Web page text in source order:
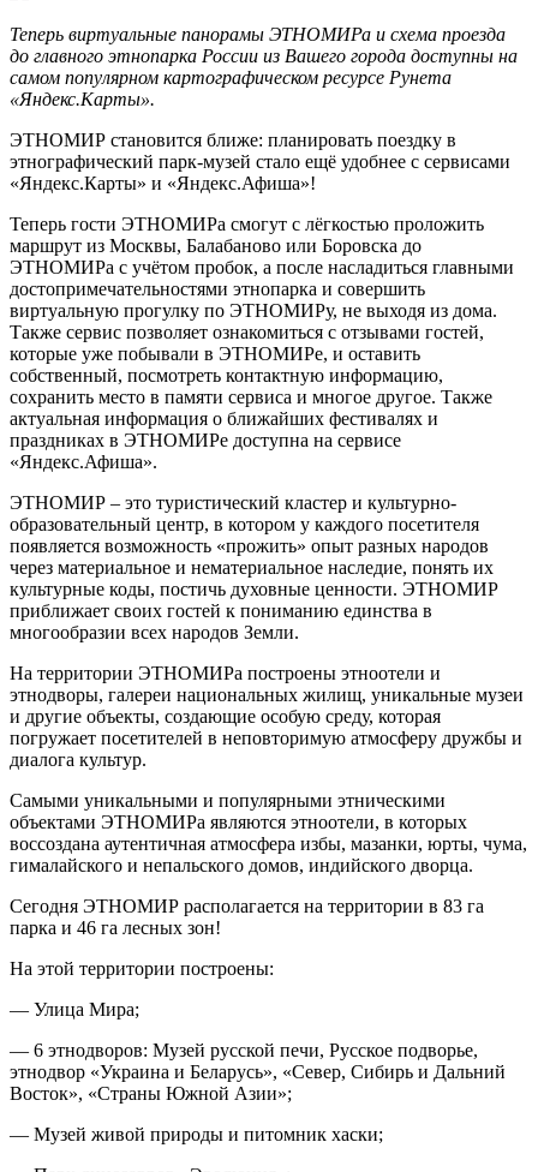
Теперь виртуальные панорамы ЭТНОМИРа и схема проезда
до главного этнопарка России из Вашего города доступны на
самом популярном картографическом ресурсе Рунета
«Яндекс.Карты».
ЭТНОМИР становится ближе: планировать поездку в
этнографический парк-музей стало ещё удобнее с сервисами
«Яндекс.Карты» и «Яндекс.Афиша»!
Теперь гости ЭТНОМИРа смогут с лёгкостью проложить
маршрут из Москвы, Балабаново или Боровска до
ЭТНОМИРа с учётом пробок, а после насладиться главными
достопримечательностями этнопарка и совершить
виртуальную прогулку по ЭТНОМИРу, не выходя из дома.
Также сервис позволяет ознакомиться с отзывами гостей,
которые уже побывали в ЭТНОМИРе, и оставить
собственный, посмотреть контактную информацию,
сохранить место в памяти сервиса и многое другое. Также
актуальная информация о ближайших фестивалях и
праздниках в ЭТНОМИРе доступна на сервисе
«Яндекс.Афиша».
ЭТНОМИР – это туристический кластер и культурно-
образовательный центр, в котором у каждого посетителя
появляется возможность «прожить» опыт разных народов
через материальное и нематериальное наследие, понять их
культурные коды, постичь духовные ценности. ЭТНОМИР
приближает своих гостей к пониманию единства в
многообразии всех народов Земли.
На территории ЭТНОМИРа построены этноотели и
этнодворы, галереи национальных жилищ, уникальные музеи
и другие объекты, создающие особую среду, которая
погружает посетителей в неповторимую атмосферу дружбы и
диалога культур.
Самыми уникальными и популярными этническими
объектами ЭТНОМИРа являются этноотели, в которых
воссоздана аутентичная атмосфера избы, мазанки, юрты, чума,
гималайского и непальского домов, индийского дворца.
Сегодня ЭТНОМИР располагается на территории в 83 га
парка и 46 га лесных зон!
На этой территории построены:
— Улица Мира;
— 6 этнодворов: Музей русской печи, Русское подворье,
этнодвор «Украина и Беларусь», «Север, Сибирь и Дальний
Восток», «Страны Южной Азии»;
— Музей живой природы и питомник хаски;